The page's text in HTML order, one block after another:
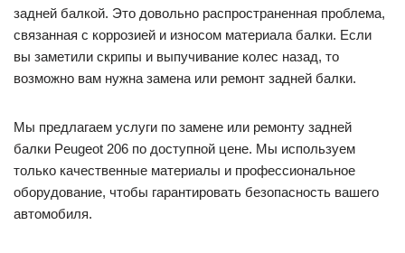
задней балкой. Это довольно распространенная проблема,
связанная с коррозией и износом материала балки. Если
вы заметили скрипы и выпучивание колес назад, то
возможно вам нужна замена или ремонт задней балки.
Мы предлагаем услуги по замене или ремонту задней
балки Peugeot 206 по доступной цене. Мы используем
только качественные материалы и профессиональное
оборудование, чтобы гарантировать безопасность вашего
автомобиля.